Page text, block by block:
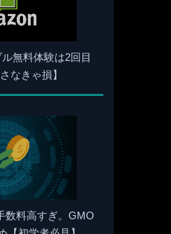
無料体験は2回目
なきゃ損】
数料高すぎ。GMO